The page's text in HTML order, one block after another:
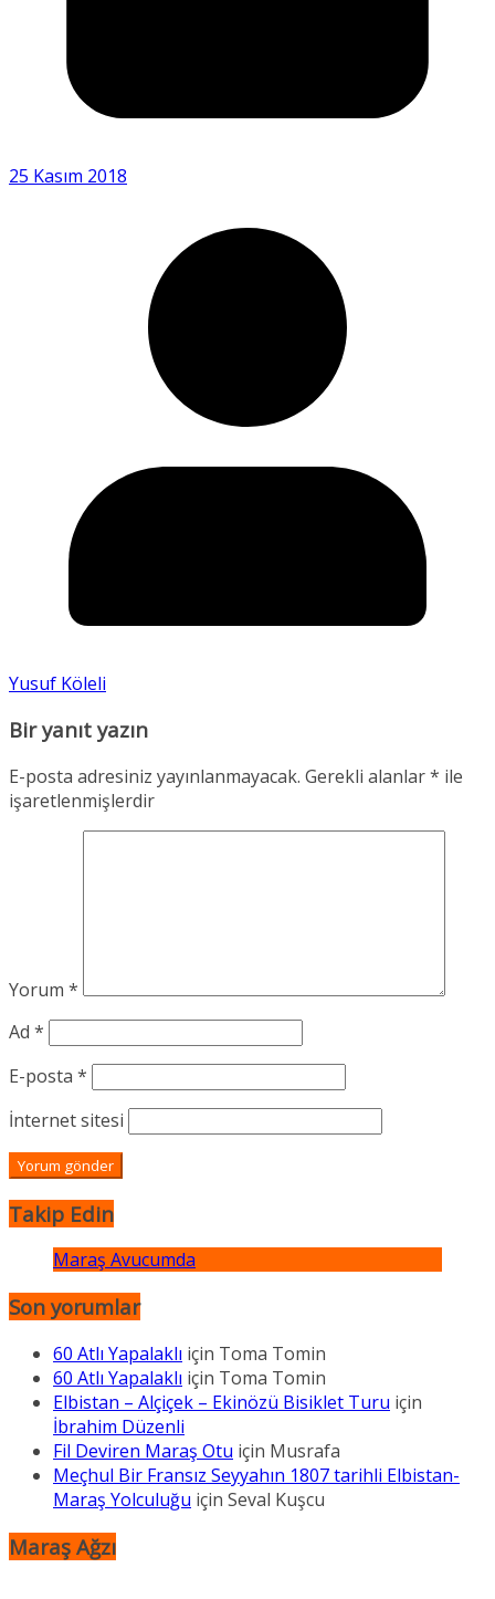
25 Kasım 2018
Yusuf Köleli
Bir yanıt yazın
E-posta adresiniz yayınlanmayacak. Gerekli alanlar* ile
işaretlenmişlerdir
Yorum *
Ad *
E-posta *
İnternet sitesi
Takip Edin
Maraş Avucumda
Son yorumlar
60 Atlı Yapalaklı için Toma Tomin
60 Atlı Yapalaklı için Toma Tomin
Elbistan – Alçiçek – Ekinözü Bisiklet Turu için
İbrahim Düzenli
Fil Deviren Maraş Otu için Musrafa
Meçhul Bir Fransız Seyyahın 1807 tarihli Elbistan-
Maraş Yolculuğu için Seval Kuşcu
Maraş Ağzı